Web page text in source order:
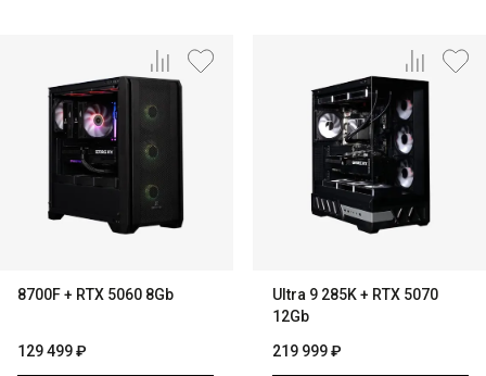
8700F + RTX 5060 8Gb
129 499 ₽
Ultra 9 285K + RTX 5070
12Gb
219 999 ₽